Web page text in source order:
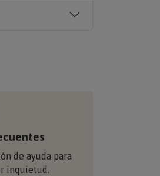
de ayuda para
inquietud.